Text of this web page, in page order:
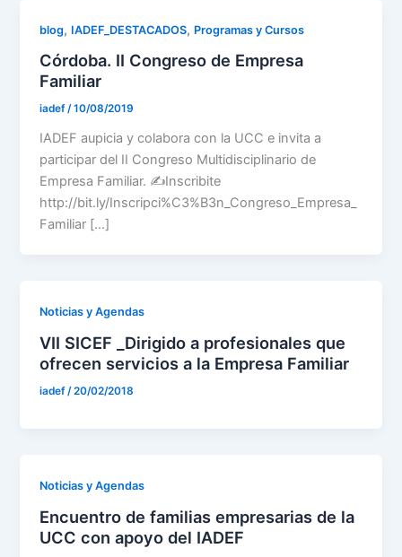
blog, IADEF_DESTACADOS, Programas y Cursos
Córdoba. II Congreso de Empresa
Familiar
iadef/10/08/2019
IADEF aupicia y colabora con la UCC e invita a
participar del II Congreso Multidisciplinario de
Empresa Familiar. ✍️Inscribite
http://bit.ly/Inscripci%C3%B3n_Congreso_Empresa_
Familiar […]
Noticias y Agendas
VII SICEF _Dirigido a profesionales que
ofrecen servicios a la Empresa Familiar
iadef /20/02/2018
Noticias y Agendas
Encuentro de familias empresarias de la
UCC con apoyo del IADEF